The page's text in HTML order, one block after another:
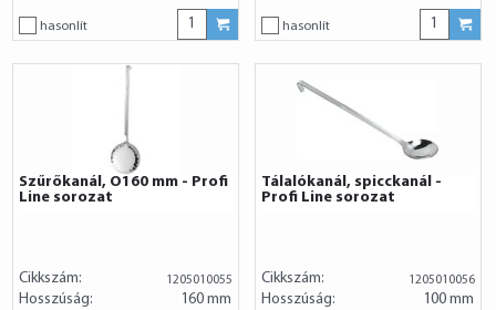
hasonlít hasonlít
Szűrőkanál, O160 mm - Profi
Line sorozat
Cikkszám: 1205010055
Hosszúság:
160 mm
Tálalókanál, spicckanál -
Profi Line sorozat
Cikkszám: 1205010056
Hosszúság:
100 mm